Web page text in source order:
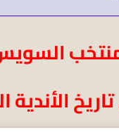
الأندية